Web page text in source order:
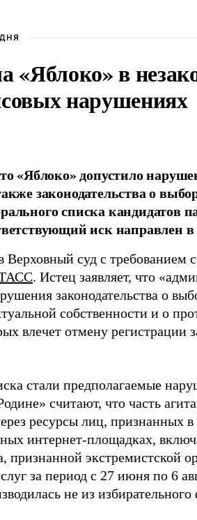
«Яблоко» в
нарушениях
«Яблоко» допустило
законодательства о
списка кандидатов
иск направлен в
Верховный суд с требованием
. Истец заявляет, что
законодательства о
собственности и о
влечет отмену регистрации
стали предполагаемые
считают, что часть
ресурсы лиц, признанных
интернет-площадках,
экстремистской
за период с 27 июня по 6
не из избирательного